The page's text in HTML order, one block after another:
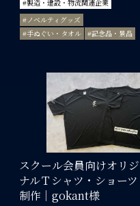
#製造・建設・物流関連企業
#ノベルティグッズ
#手ぬぐい・タオル
#記念品・景品
スクール会員向けオリジ
ナルＴシャツ・ショーツ
制作｜gokant様